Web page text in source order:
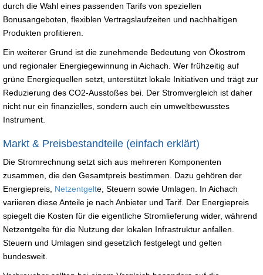
durch die Wahl eines passenden Tarifs von speziellen
Bonusangeboten, flexiblen Vertragslaufzeiten und nachhaltigen
Produkten profitieren.
Ein weiterer Grund ist die zunehmende Bedeutung von Ökostrom
und regionaler Energiegewinnung in Aichach. Wer frühzeitig auf
grüne Energiequellen setzt, unterstützt lokale Initiativen und trägt zur
Reduzierung des CO2-Ausstoßes bei. Der Stromvergleich ist daher
nicht nur ein finanzielles, sondern auch ein umweltbewusstes
Instrument.
Markt & Preisbestandteile (einfach erklärt)
Die Stromrechnung setzt sich aus mehreren Komponenten
zusammen, die den Gesamtpreis bestimmen. Dazu gehören der
Energiepreis, Netzentgelte, Steuern sowie Umlagen. In Aichach
variieren diese Anteile je nach Anbieter und Tarif. Der Energiepreis
spiegelt die Kosten für die eigentliche Stromlieferung wider, während
Netzentgelte für die Nutzung der lokalen Infrastruktur anfallen.
Steuern und Umlagen sind gesetzlich festgelegt und gelten
bundesweit.